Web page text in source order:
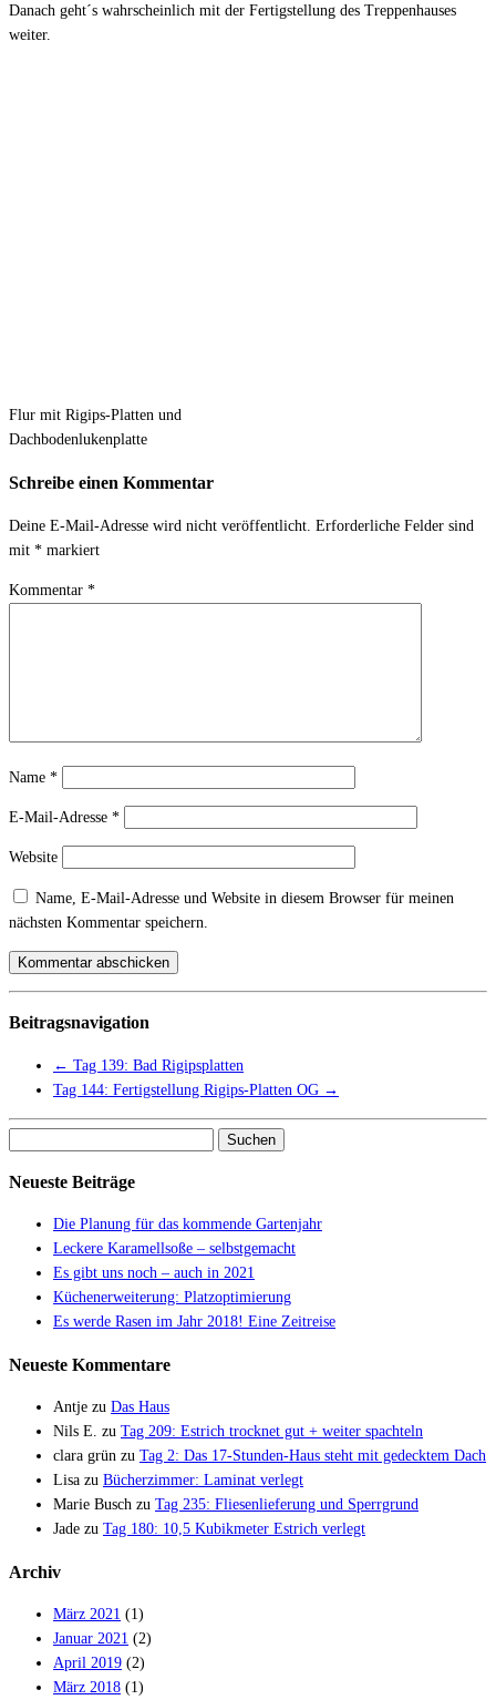
Danach geht´s wahrscheinlich mit der Fertigstellung des Treppenhauses
weiter.
Flur mit Rigips-Platten und
Dachbodenlukenplatte
Schreibe einen Kommentar
Deine E-Mail-Adresse wird nicht veröffentlicht. Erforderliche Felder sind
mit * markiert
Kommentar *
Name *
E-Mail-Adresse *
Website
Name, E-Mail-Adresse und Website in diesem Browser für meinen
nächsten Kommentar speichern.
Beitragsnavigation
← Tag 139: Bad Rigipsplatten
Tag 144: Fertigstellung Rigips-Platten OG →
Neueste Beiträge
Die Planung für das kommende Gartenjahr
Leckere Karamellsoße – selbstgemacht
Es gibt uns noch – auch in 2021
Küchenerweiterung: Platzoptimierung
Es werde Rasen im Jahr 2018! Eine Zeitreise
Neueste Kommentare
Antje zu Das Haus
Nils E. zu Tag 209: Estrich trocknet gut + weiter spachteln
clara grün zu Tag 2: Das 17-Stunden-Haus steht mit gedecktem Dach
Lisa zu Bücherzimmer: Laminat verlegt
Marie Busch zu Tag 235: Fliesenlieferung und Sperrgrund
Jade zu Tag 180: 10,5 Kubikmeter Estrich verlegt
Archiv
März 2021 (1)
Januar 2021 (2)
April 2019 (2)
März 2018 (1)